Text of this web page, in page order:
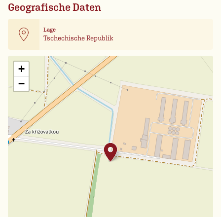
Geografische Daten
Lage
Tschechische Republik
+
−